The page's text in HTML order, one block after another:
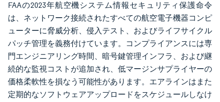
FAAの2023年航空機システム情報セキュリティ保護命令
は、ネットワーク接続されたすべての航空電子機器コンピ
ューターに脅威分析、侵入テスト、およびライフサイクル
パッチ管理を義務付けています。コンプライアンスには専
門エンジニアリング時間、暗号鍵管理インフラ、および継
続的な監視コストが追加され、低マージンサプライヤーの
価格柔軟性を損なう可能性があります。エアラインはまた
定期的なソフトウェアアップロードをスケジュールしなけ